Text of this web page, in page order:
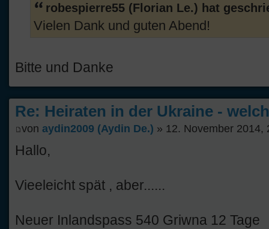
robespierre55 (Florian Le.) hat
Vielen Dank und guten Abend!
Bitte und Danke
Re: Heiraten in der Ukraine -
von aydin2009 (Aydin De.) » 12. November 2014,
Hallo,
Vieeleicht spät , aber......
Neuer Inlandspass 540 Griwna 12 Tage